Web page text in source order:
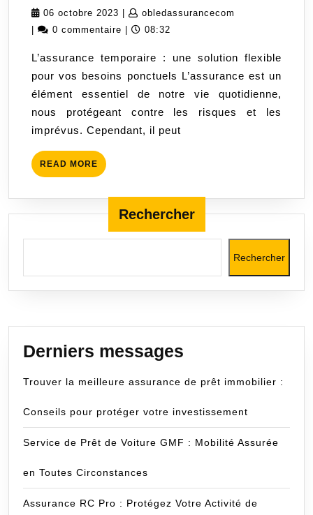
Temporaire
Solution
Flexible
pour
Vos
Besoins
06 octobre 2023 06
octobre
obledassurancecom
0 commentaire 08:32
L’assurance temporaire : une solution flexible
pour vos besoins ponctuels L’assurance est un
élément essentiel de notre vie quotidienne,
nous protégeant contre les risques et les
imprévus. Cependant, il peut
READ MORE READ
MORE
Rechercher
Rechercher
Derniers messages
Trouver la meilleure assurance de prêt immobilier :
Conseils pour protéger votre investissement
Service de Prêt de Voiture GMF : Mobilité Assurée
en Toutes Circonstances
Assurance RC Pro : Protégez Votre Activité de